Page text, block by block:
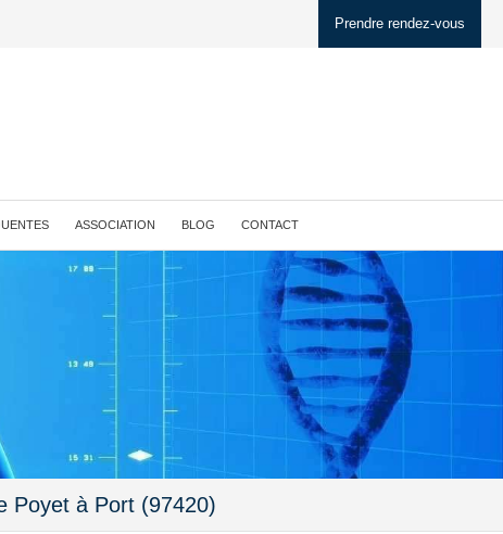
Prendre rendez-vous
ASSOCIATION BLOG CONTACT
Poyet à Port (97420)